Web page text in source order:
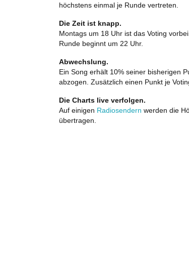
höchstens einmal je Runde vertreten.
Die Zeit ist knapp.
Montags um 18 Uhr ist das Voting
Runde beginnt um 22 Uhr.
Abwechslung.
Ein Song erhält 10% seiner bisherigen
abzogen. Zusätzlich einen Punkt je
Die Charts live verfolgen.
Auf einigen Radiosendern werden die
übertragen.